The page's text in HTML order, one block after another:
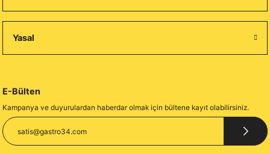
Yasal
E-Bülten
Kampanya ve duyurulardan haberdar olmak için bültene kayıt olabilirsiniz.